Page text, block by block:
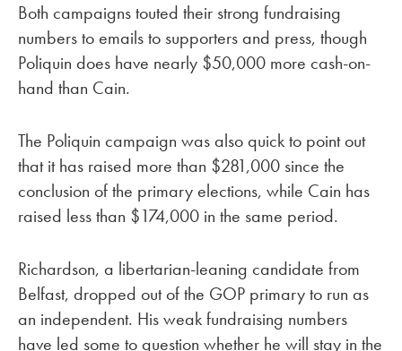
Both campaigns touted their strong fundraising
numbers to emails to supporters and press, though
Poliquin does have nearly $50,000 more cash-on-
hand than Cain.
The Poliquin campaign was also quick to point out
that it has raised more than $281,000 since the
conclusion of the primary elections, while Cain has
raised less than $174,000 in the same period.
Richardson, a libertarian-leaning candidate from
Belfast, dropped out of the GOP primary to run as
an independent. His weak fundraising numbers
have led some to question whether he will stay in the